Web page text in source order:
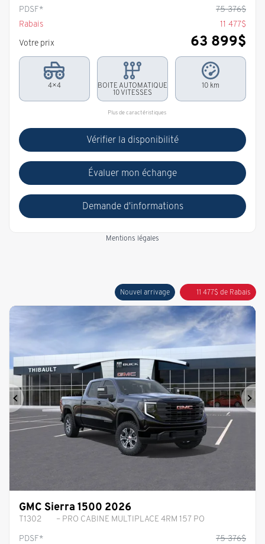
PDSF*
75 376$
Rabais
11 477$
Votre prix
63 899$
4×4
BOITE AUTOMATIQUE
10 VITESSES
10 km
Plus de caractéristiques
Vérifier la disponibilité
Évaluer mon échange
Demande d'informations
Mentions légales
Nouvel arrivage 11 477$ de Rabais
Précédent
GMC Sierra 1500 2026
T1302
– PRO CABINE MULTIPLACE 4RM 157 PO
PDSF*
75 376$